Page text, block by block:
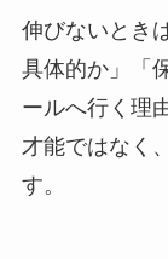
伸びないとき
具体的か」「
ールへ行く理
才能ではなく
す。